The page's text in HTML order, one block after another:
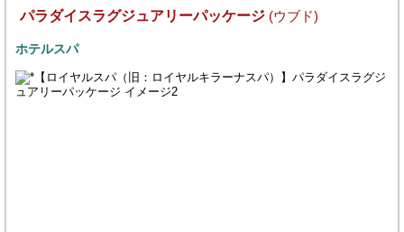
パラダイスラグジュアリーパッケージ (ウブド)
ホテルスパ